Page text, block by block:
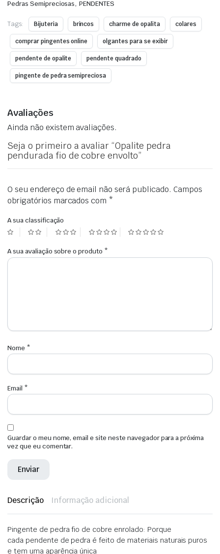
Pedras Semipreciosas,PENDENTES
Tags: Bijuteria brincos charme de opalita colares
comprar pingentes online olgantes para se exibir
pendente de opalite pendente quadrado
pingente de pedra semipreciosa
Avaliações
Ainda não existem avaliações.
Seja o primeiro a avaliar “Opalite pedra
pendurada fio de cobre envolto”
O seu endereço de email não será publicado. Campos
obrigatórios marcados com *
A sua classificação
A sua avaliação sobre o produto *
Nome *
Email *
Guardar o meu nome, email e site neste navegador para a próxima
vez que eu comentar.
Descrição Informação adicional
Pingente de pedra fio de cobre enrolado: Porque
cada pendente de pedra é feito de materiais naturais puros
e tem uma aparência única